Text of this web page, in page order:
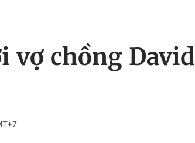
vợ chồng David